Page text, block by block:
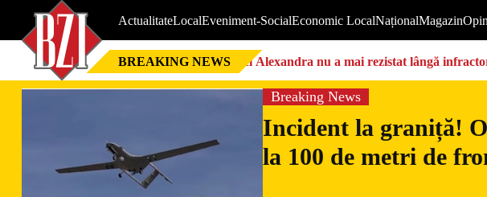
ActualitateLocalEveniment-SocialEconomic LocalNaționalMagazin
BREAKING NEWS Nici Alexandra nu a mai rezistat lângă
Breaking News
Incident la graniță!
la 100 de metri de